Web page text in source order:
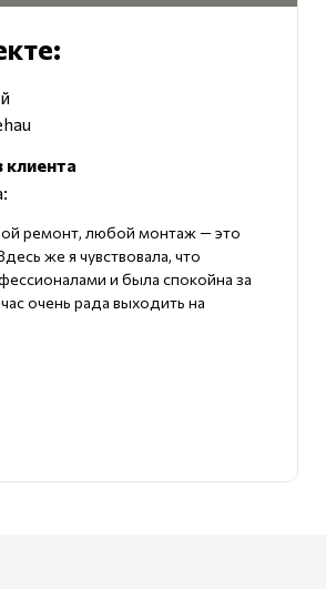
ремонт, любой монтаж — это
же я чувствовала, что
и была спокойна за
очень рада выходить на